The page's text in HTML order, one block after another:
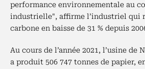
performance environnementale au
industrielle", affirme l’industriel qui
carbone en baisse de 31 % depuis
Au cours de l’année 2021, l’usine de
a produit 506 747 tonnes de papier,